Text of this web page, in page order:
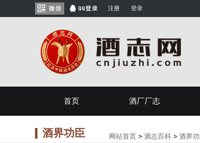
注册 登录
首页 酒厂厂志
酒界功臣 网站首页 > 酒志百科 > 酒界